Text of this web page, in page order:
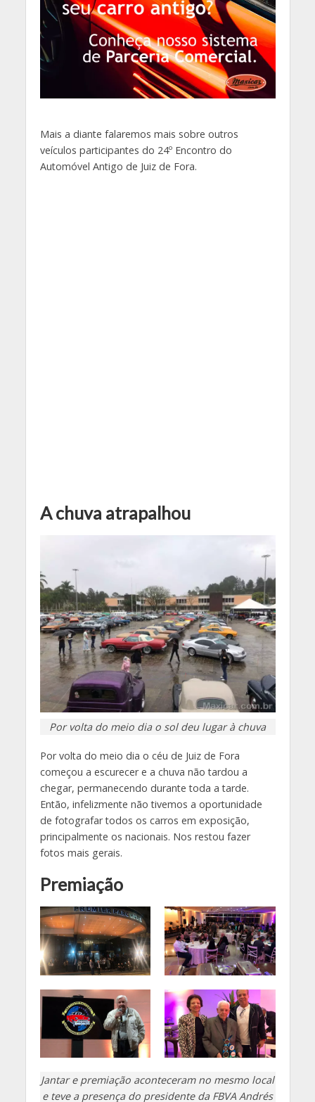
Mais a diante falaremos mais sobre outros
veículos participantes do 24º Encontro do
Automóvel Antigo de Juiz de Fora.
A chuva atrapalhou
Por volta do meio dia o sol deu lugar à chuva
Por volta do meio dia o céu de Juiz de Fora
começou a escurecer e a chuva não tardou a
chegar, permanecendo durante toda a tarde.
Então, infelizmente não tivemos a oportunidade
de fotografar todos os carros em exposição,
principalmente os nacionais. Nos restou fazer
fotos mais gerais.
Premiação
Jantar e premiação aconteceram no mesmo local
e teve a presença do presidente da FBVA Andrés